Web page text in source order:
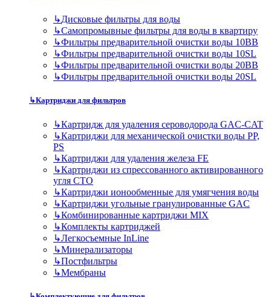
↳Дисковые фильтры для воды
↳Самопромывные фильтры для воды в квартиру
↳Фильтры предварительной очистки воды 10BB
↳Фильтры предварительной очистки воды 10SL
↳Фильтры предварительной очистки воды 20BB
↳Фильтры предварительной очистки воды 20SL
↳Картриджи для фильтров
↳Картридж для удаления сероводорода GAC-CAT
↳Картриджи для механической очистки воды PP,
PS
↳Картриджи для удаления железа FE
↳Картриджи из спрессованного активированного
угля CTO
↳Картриджи ионообменные для умягчения воды
↳Картриджи угольные гранулированные GAC
↳Комбинированные картриджи MIX
↳Комплекты картриджей
↳Легкосъемные InLine
↳Минерализаторы
↳Постфильтры
↳Мембраны